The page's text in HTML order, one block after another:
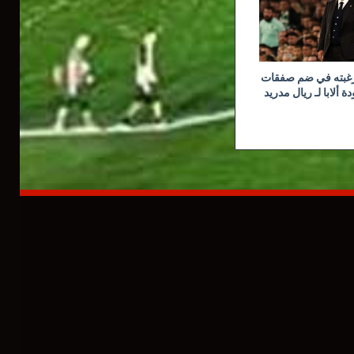
رغبته في ضم صفقات
ألابا لـ ريال مدريد